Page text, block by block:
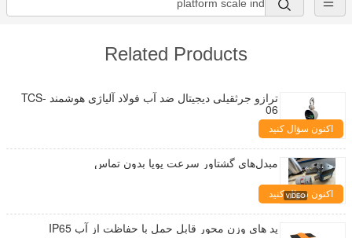
Related Products
ترازو جرثقیلی دیجیتال ضد آب فولاد آلیاژی هوشمند TCS-
06
اکنون سؤال کنید
مبدل‌های گشتاور سرعت پویا بدون تماس
اکنون سؤال کنید
پد های وزن محور قابل حمل با حفاظت از آب IP65